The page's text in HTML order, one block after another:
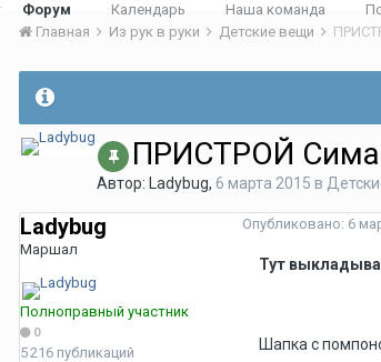
Форум Календарь Наша команда
Главная Из рук в руки Детские вещи
ПРИСТРОЙ
Автор: Ladybug, 6 марта 2015 в
Ladybug
Маршал
Полноправный участник
0
5 216 публикаций
Опубликовано: 6
Тут
Шапка с